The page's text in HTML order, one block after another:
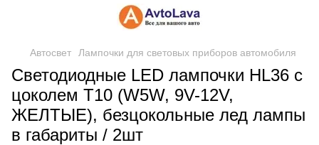
Автосвет Лампочки для световых приборов автомобиля
Светодиодные LED лампочки HL36 с
цоколем T10 (W5W, 9V-12V,
ЖЕЛТЫЕ), безцокольные лед лампы
в габариты / 2шт